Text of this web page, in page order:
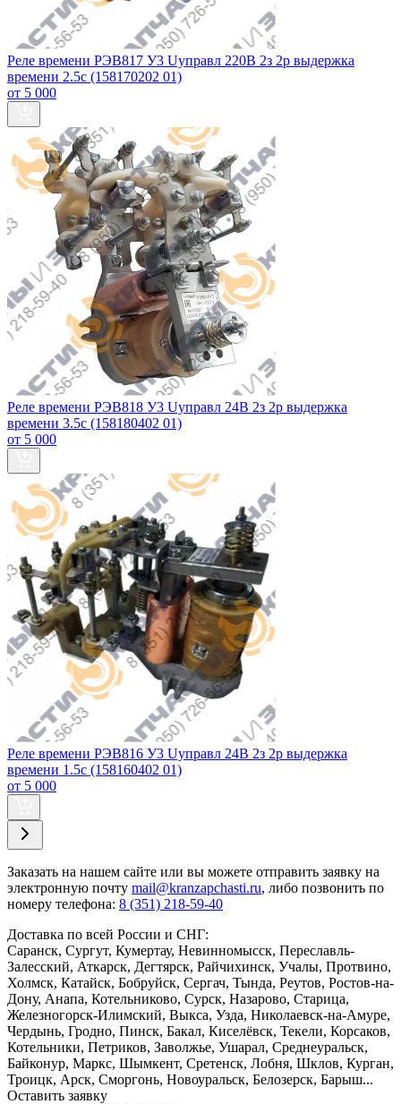
Реле времени РЭВ817 У3 Uуправл 220В 2з 2р выдержка
времени 2.5с (158170202 01)
от 5 000
Реле времени РЭВ818 У3 Uуправл 24В 2з 2р выдержка
времени 3.5с (158180402 01)
от 5 000
Реле времени РЭВ816 У3 Uуправл 24В 2з 2р выдержка
времени 1.5с (158160402 01)
от 5 000
Заказать на нашем сайте или вы можете отправить заявку на
электронную почту mail@kranzapchasti.ru, либо позвонить по
номеру телефона: 8 (351) 218-59-40
Доставка по всей России и СНГ:
Саранск, Сургут, Кумертау, Невинномысск, Переславль-
Залесский, Аткарск, Дегтярск, Райчихинск, Учалы, Протвино,
Холмск, Катайск, Бобруйск, Сергач, Тында, Реутов, Ростов-на-
Дону, Анапа, Котельниково, Сурск, Назарово, Старица,
Железногорск-Илимский, Выкса, Узда, Николаевск-на-Амуре,
Чердынь, Гродно, Пинск, Бакал, Киселёвск, Текели, Корсаков,
Котельники, Петриков, Заволжье, Ушарал, Среднеуральск,
Байконур, Маркс, Шымкент, Сретенск, Лобня, Шклов, Курган,
Троицк, Арск, Сморгонь, Новоуральск, Белозерск, Барыш...
Оставить заявку